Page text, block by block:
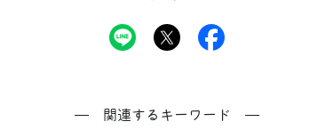
関連するキーワード